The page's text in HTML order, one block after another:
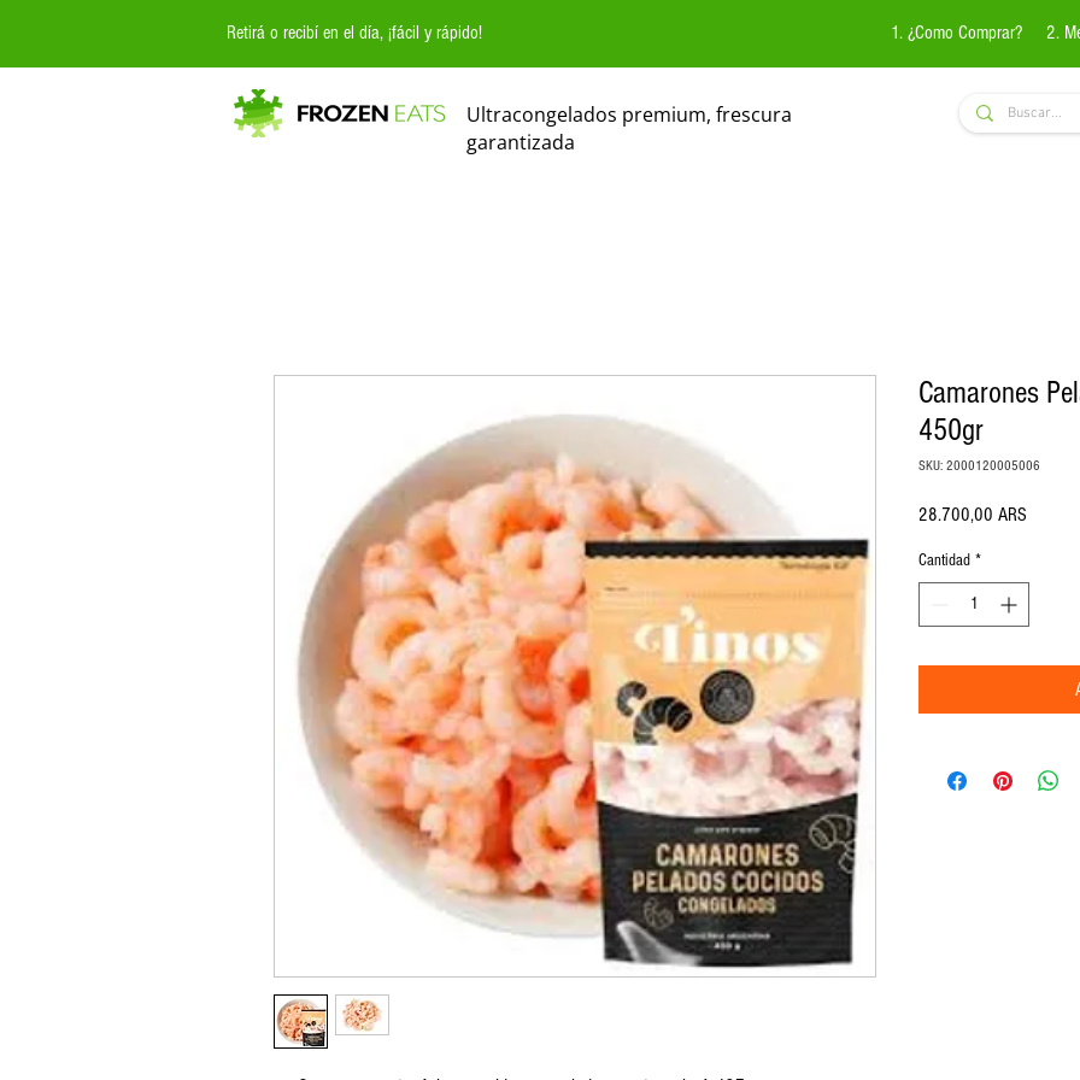
Retirá o recibí en el día, ¡fácil y rápido! 1. ¿Como Comprar? 2.
Ultracongelados premium, frescura
garantizada
Camarones
450gr
SKU: 2000120005006
28.700,00 ARS
Cantidad *